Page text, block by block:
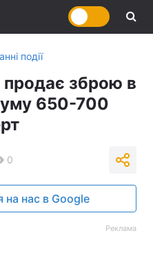
події
продає зброю в
650-700
0
на нас в Google
Реклама